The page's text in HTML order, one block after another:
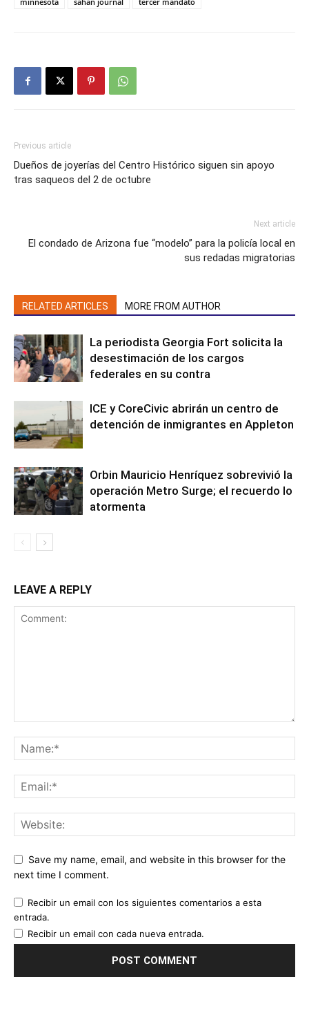
Previous article
Dueños de joyerías del Centro Histórico siguen sin apoyo
tras saqueos del 2 de octubre
Next article
El condado de Arizona fue “modelo” para la policía local en
sus redadas migratorias
RELATED ARTICLES MORE FROM AUTHOR
La periodista Georgia Fort solicita la
desestimación de los cargos
federales en su contra
ICE y CoreCivic abrirán un centro de
detención de inmigrantes en Appleton
Orbin Mauricio Henríquez sobrevivió la
operación Metro Surge; el recuerdo lo
atormenta
LEAVE A REPLY
Save my name, email, and website in this browser for the
next time I comment.
Recibir un email con los siguientes comentarios a esta
entrada.
Recibir un email con cada nueva entrada.